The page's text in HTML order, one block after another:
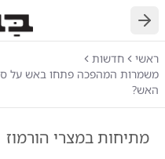
חזרה
ראשי
חדשות
משמרות המהפכה פתחו באש על
האש?
מתיחות במצרי הורמוז